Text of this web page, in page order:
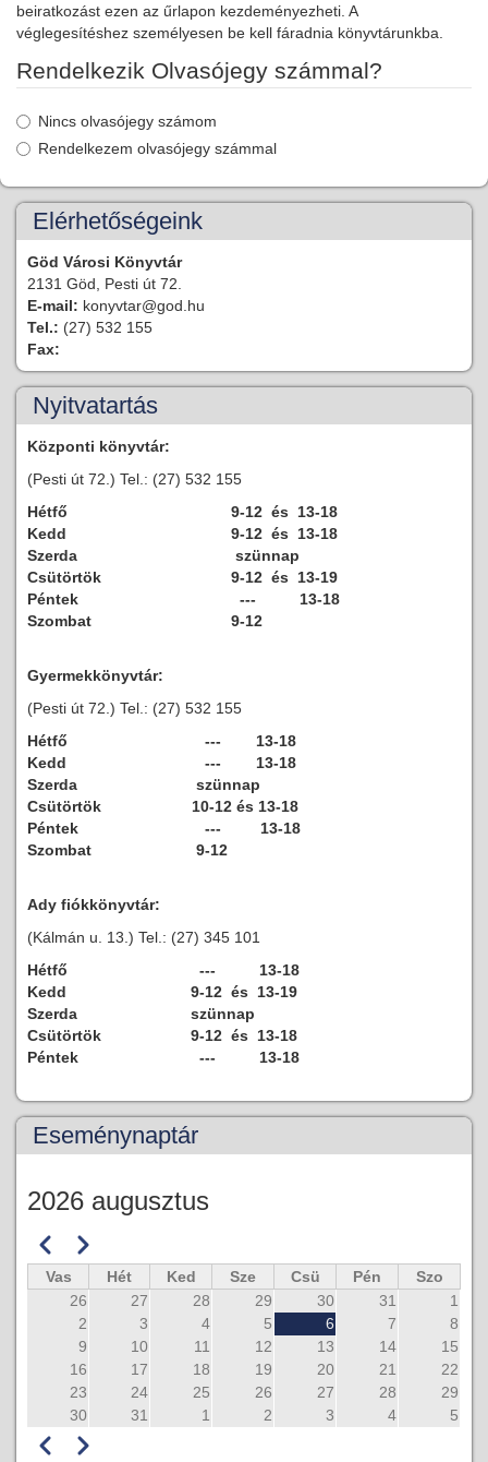
beiratkozást ezen az űrlapon kezdeményezheti. A
véglegesítéshez személyesen be kell fáradnia könyvtárunkba.
Rendelkezik Olvasójegy számmal?
Nincs olvasójegy számom
Rendelkezem olvasójegy számmal
Elérhetőségeink
Göd Városi Könyvtár
2131 Göd, Pesti út 72.
E-mail: konyvtar@god.hu
Tel.: (27) 532 155
Fax:
Nyitvatartás
Központi könyvtár:
(Pesti út 72.) Tel.: (27) 532 155
Hétfő
9-12 és 13-18
Kedd
9-12 és 13-18
Szerda
szünnap
Csütörtök
9-12 és 13-19
Péntek
--- 13-18
Szombat
9-12
Gyermekkönyvtár:
(Pesti út 72.) Tel.: (27) 532 155
Hétfő
--- 13-18
Kedd
--- 13-18
Szerda
szünnap
Csütörtök
10-12 és 13-18
Péntek
--- 13-18
Szombat
9-12
Ady fiókkönyvtár:
(Kálmán u. 13.) Tel.: (27) 345 101
Hétfő
--- 13-18
Kedd
9-12 és 13-19
Szerda
szünnap
Csütörtök
9-12 és 13-18
Péntek
--- 13-18
Eseménynaptár
2026 augusztus
Oldalszámozás
Előző
Következő
Vas
Hét Ked Sze Csü Pén
Szo
26
27 28 29 30 31
1
2
3 4 5 6 7
8
9
10 11 12 13 14
15
16
17 18 19 20 21
22
23
24 25 26 27 28
29
30
31 1 2 3 4 5
Oldalszámozás
Előző Következő